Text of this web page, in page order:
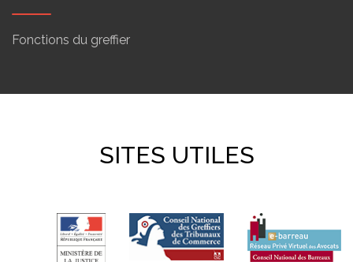
Fonctions du greffier
SITES UTILES